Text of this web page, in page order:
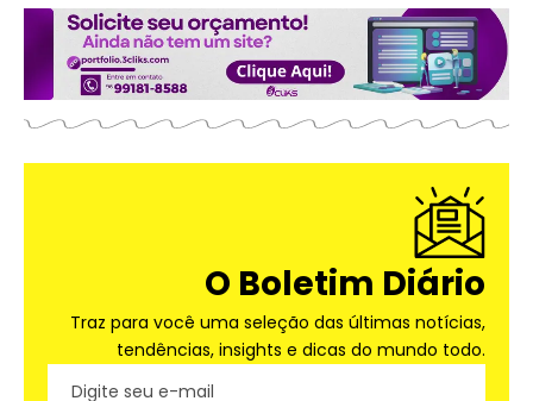
O Boletim Diário
Traz para você uma seleção das últimas notícias,
tendências, insights e dicas do mundo todo.